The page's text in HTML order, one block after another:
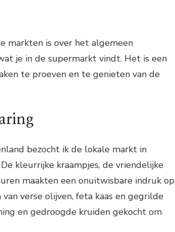
markten is over het algemeen
je in de supermarkt vindt. Het is een
te proeven en te genieten van de
bezocht ik de lokale markt in
kleurrijke kraampjes, de vriendelijke
maakten een onuitwisbare indruk op
verse olijven, feta kaas en gegrilde
en gedroogde kruiden gekocht om